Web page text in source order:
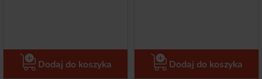
Dodaj do koszyka Dodaj do koszyka